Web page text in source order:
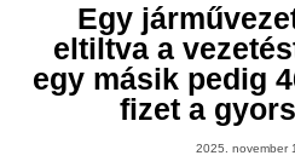
Egy
eltiltva a
egy másik pedig
fizet a
2025. november